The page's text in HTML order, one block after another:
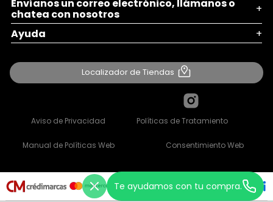
Te ayudamos con tu compra.
Envíanos un correo electrónico, llámanos o
chatea con nosotros
+
Ayuda
+
Localizador de Tiendas
Aviso de Privacidad Políticas de Tratamiento
Manual de Políticas Web Consentimiento Web